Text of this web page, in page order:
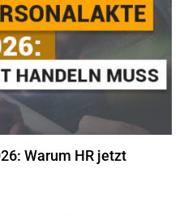
Warum HR jetzt